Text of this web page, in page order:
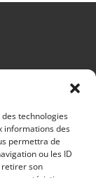
technologies
informations des
permettra de
ou les ID
retirer son
Secteurs